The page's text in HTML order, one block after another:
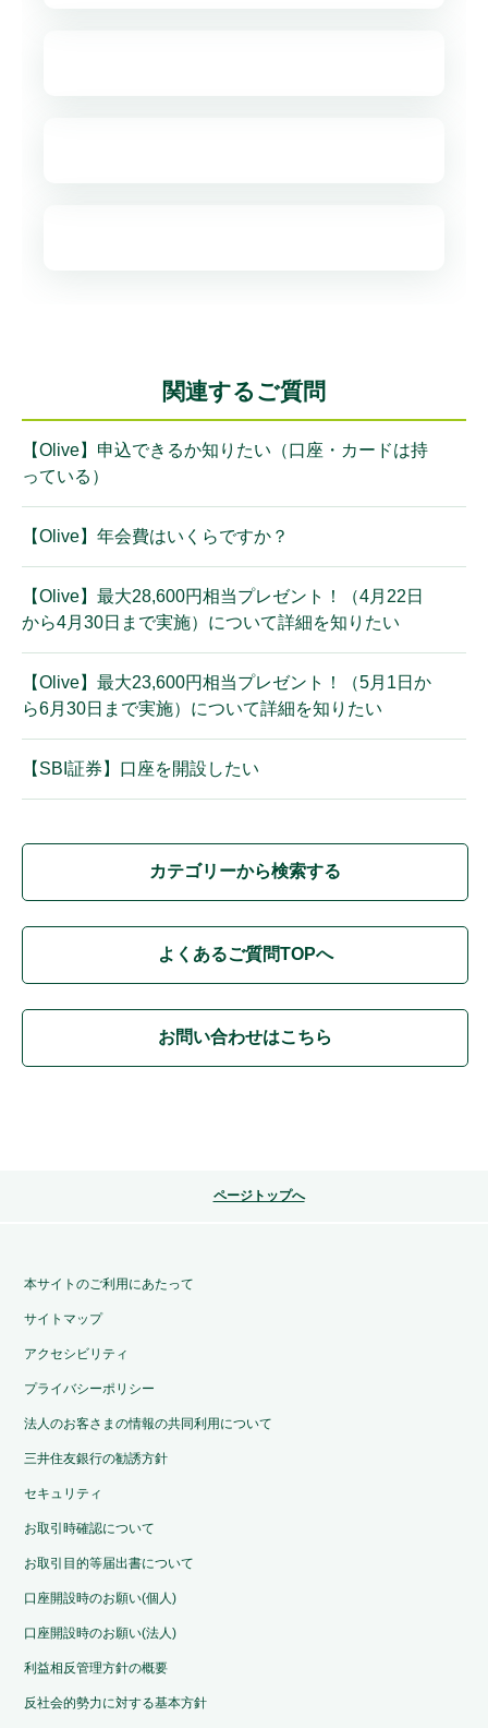
関連するご質問
【Olive】申込できるか知りたい（口座・カードは持
っている）
【Olive】年会費はいくらですか？
【Olive】最大28,600円相当プレゼント！（4月22日
から4月30日まで実施）について詳細を知りたい
【Olive】最大23,600円相当プレゼント！（5月1日か
ら6月30日まで実施）について詳細を知りたい
【SBI証券】口座を開設したい
カテゴリーから検索する
よくあるご質問TOPへ
お問い合わせはこちら
ページトップへ
本サイトのご利用にあたって
サイトマップ
アクセシビリティ
プライバシーポリシー
法人のお客さまの情報の共同利用について
三井住友銀行の勧誘方針
セキュリティ
お取引時確認について
お取引目的等届出書について
口座開設時のお願い(個人)
口座開設時のお願い(法人)
利益相反管理方針の概要
反社会的勢力に対する基本方針